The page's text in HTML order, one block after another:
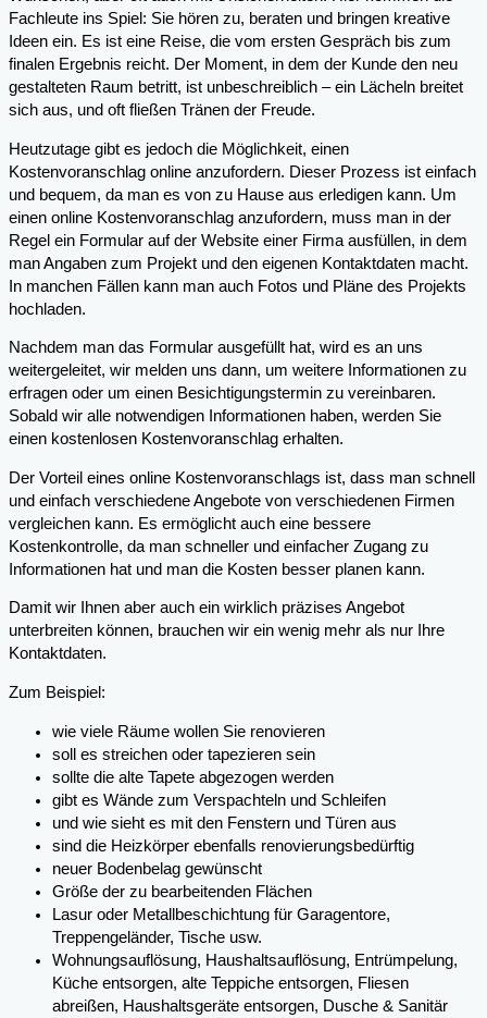
Fachleute ins Spiel: Sie hören zu, beraten und bringen kreative
Ideen ein. Es ist eine Reise, die vom ersten Gespräch bis zum
finalen Ergebnis reicht. Der Moment, in dem der Kunde den neu
gestalteten Raum betritt, ist unbeschreiblich – ein Lächeln breitet
sich aus, und oft fließen Tränen der Freude.
Heutzutage gibt es jedoch die Möglichkeit, einen
Kostenvoranschlag online anzufordern. Dieser Prozess ist einfach
und bequem, da man es von zu Hause aus erledigen kann. Um
einen online Kostenvoranschlag anzufordern, muss man in der
Regel ein Formular auf der Website einer Firma ausfüllen, in dem
man Angaben zum Projekt und den eigenen Kontaktdaten macht.
In manchen Fällen kann man auch Fotos und Pläne des Projekts
hochladen.
Nachdem man das Formular ausgefüllt hat, wird es an uns
weitergeleitet, wir melden uns dann, um weitere Informationen zu
erfragen oder um einen Besichtigungstermin zu vereinbaren.
Sobald wir alle notwendigen Informationen haben, werden Sie
einen kostenlosen Kostenvoranschlag erhalten.
Der Vorteil eines online Kostenvoranschlags ist, dass man schnell
und einfach verschiedene Angebote von verschiedenen Firmen
vergleichen kann. Es ermöglicht auch eine bessere
Kostenkontrolle, da man schneller und einfacher Zugang zu
Informationen hat und man die Kosten besser planen kann.
Damit wir Ihnen aber auch ein wirklich präzises Angebot
unterbreiten können, brauchen wir ein wenig mehr als nur Ihre
Kontaktdaten.
Zum Beispiel:
wie viele Räume wollen Sie renovieren
soll es streichen oder tapezieren sein
sollte die alte Tapete abgezogen werden
gibt es Wände zum Verspachteln und Schleifen
und wie sieht es mit den Fenstern und Türen aus
sind die Heizkörper ebenfalls renovierungsbedürftig
neuer Bodenbelag gewünscht
Größe der zu bearbeitenden Flächen
Lasur oder Metallbeschichtung für Garagentore,
Treppengeländer, Tische usw.
Wohnungsauflösung, Haushaltsauflösung, Entrümpelung,
Küche entsorgen, alte Teppiche entsorgen, Fliesen
abreißen, Haushaltsgeräte entsorgen, Dusche & Sanitär